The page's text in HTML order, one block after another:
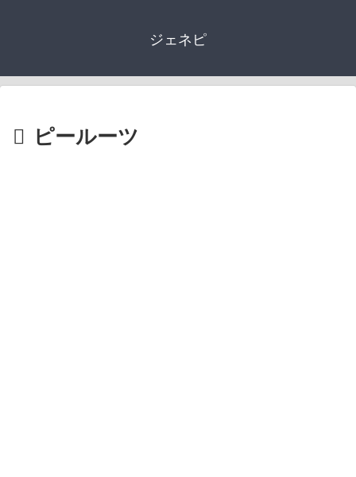
ジェネピ
ピールーツ